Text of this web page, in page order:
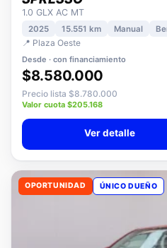
SPRESSO
1.0 GLX AC MT
2025 15.551 km
📍 Plaza Oeste
Desde · con financiamiento
$8.580.000
Precio lista $8.780.000
Valor cuota $205.168
OPORTUNIDAD